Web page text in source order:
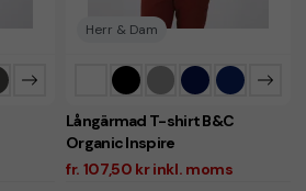
Herr & Dam
Långärmad T-shirt B&C
Organic Inspire
fr. 107,50 kr inkl. moms